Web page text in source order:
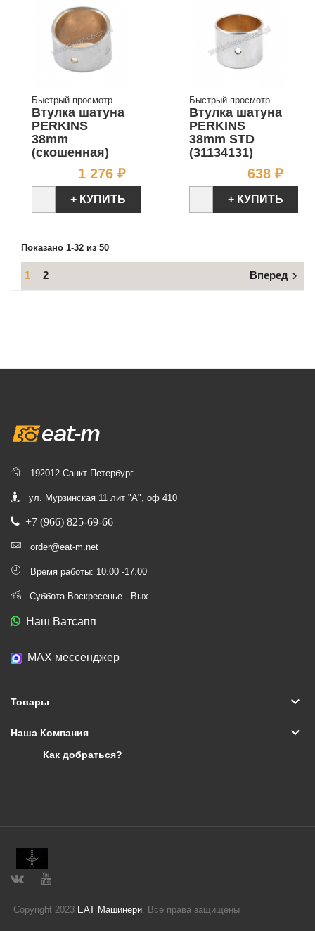
Быстрый просмотр
Втулка шатуна
PERKINS
38mm
(скошенная)
1 276 ₽Цена
+ КУПИТЬ
Быстрый просмотр
Втулка шатуна
PERKINS
38mm STD
(31134131)
638 ₽
+ КУПИТЬ
Показано 1-32 из 50
1 2 Вперед 
192012 Санкт-Петербург
ул. Мурзинская 11 лит "А", оф 410
+7 (966) 825-69-66
order@eat-m.net
Время работы: 10.00 -17.00
Суббота-Воскресенье - Вых.
Наш Ватсапп
МАХ мессенджер
Товары keyboard_arrow_down
Наша Компания keyboard_arrow_down
Как добраться?
Copyright 2023 ЕАТ Машинери. Все права защищены